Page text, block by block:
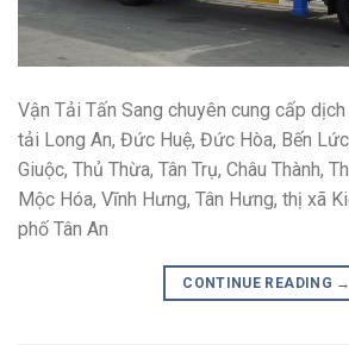
Vận Tải Tấn Sang chuyên cung cấp
tải Long An, Đức Huệ, Đức Hòa, Bến
Giuộc, Thủ Thừa, Tân Trụ, Châu Thành,
Mộc Hóa, Vĩnh Hưng, Tân Hưng, thị xã
phố Tân An
CONTINUE READING →